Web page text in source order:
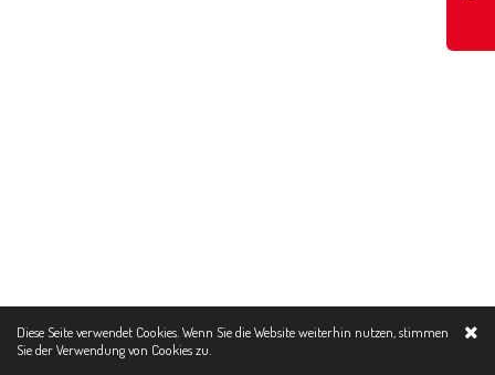
Diese Seite verwendet Cookies. Wenn Sie die Website weiterhin nutzen, stimmen
Sie der Verwendung von Cookies zu.